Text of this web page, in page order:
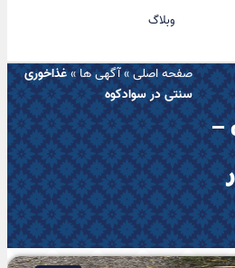
وبلاگ
–
صفحه اصلی»آگهی ها»غذاخوری
سنتی در سوادکوه